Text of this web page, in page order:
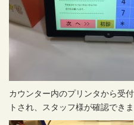
カウンター内のプリンタから受
トされ、スタッフ様が確認できま